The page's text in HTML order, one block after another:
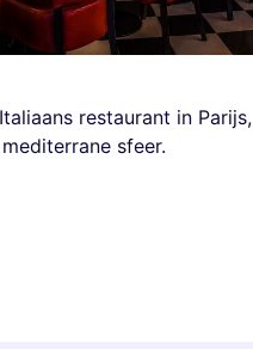
restaurant in
sfeer.